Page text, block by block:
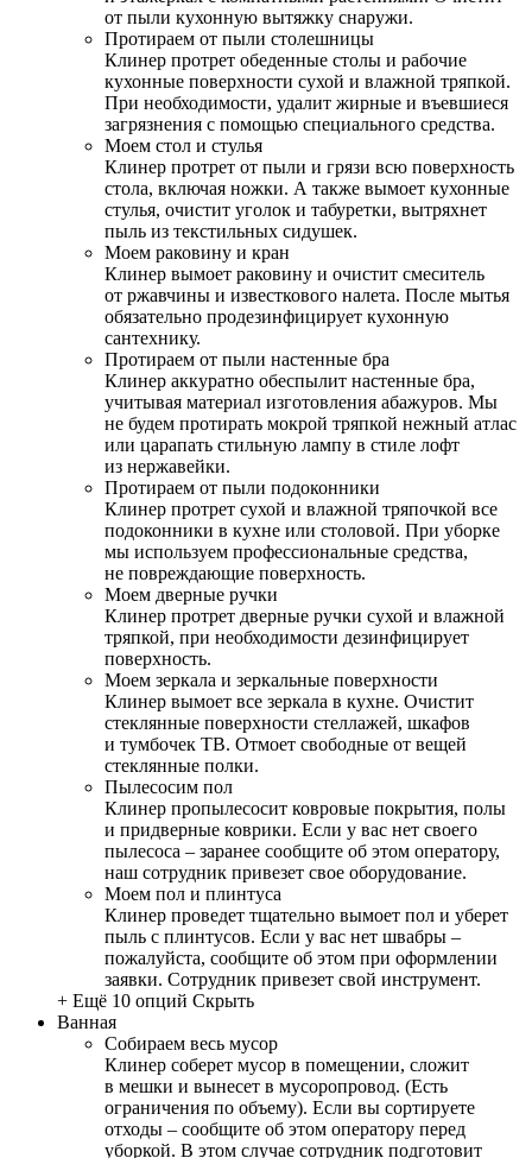
от пыли кухонную вытяжку снаружи.
Протираем от пыли столешницы
Клинер протрет обеденные столы и рабочие
кухонные поверхности сухой и влажной тряпкой.
При необходимости, удалит жирные и въевшиеся
загрязнения с помощью специального средства.
Моем стол и стулья
Клинер протрет от пыли и грязи всю поверхность
стола, включая ножки. А также вымоет кухонные
стулья, очистит уголок и табуретки, вытряхнет
пыль из текстильных сидушек.
Моем раковину и кран
Клинер вымоет раковину и очистит смеситель
от ржавчины и известкового налета. После мытья
обязательно продезинфицирует кухонную
сантехнику.
Протираем от пыли настенные бра
Клинер аккуратно обеспылит настенные бра,
учитывая материал изготовления абажуров. Мы
не будем протирать мокрой тряпкой нежный атлас
или царапать стильную лампу в стиле лофт
из нержавейки.
Протираем от пыли подоконники
Клинер протрет сухой и влажной тряпочкой все
подоконники в кухне или столовой. При уборке
мы используем профессиональные средства,
не повреждающие поверхность.
Моем дверные ручки
Клинер протрет дверные ручки сухой и влажной
тряпкой, при необходимости дезинфицирует
поверхность.
Моем зеркала и зеркальные поверхности
Клинер вымоет все зеркала в кухне. Очистит
стеклянные поверхности стеллажей, шкафов
и тумбочек ТВ. Отмоет свободные от вещей
стеклянные полки.
Пылесосим пол
Клинер пропылесосит ковровые покрытия, полы
и придверные коврики. Если у вас нет своего
пылесоса – заранее сообщите об этом оператору,
наш сотрудник привезет свое оборудование.
Моем пол и плинтуса
Клинер проведет тщательно вымоет пол и уберет
пыль с плинтусов. Если у вас нет швабры –
пожалуйста, сообщите об этом при оформлении
заявки. Сотрудник привезет свой инструмент.
+ Ещё 10 опций Скрыть
Ванная
Собираем весь мусор
Клинер соберет мусор в помещении, сложит
в мешки и вынесет в мусоропровод. (Есть
ограничения по объему). Если вы сортируете
отходы – сообщите об этом оператору перед
уборкой. В этом случае сотрудник подготовит